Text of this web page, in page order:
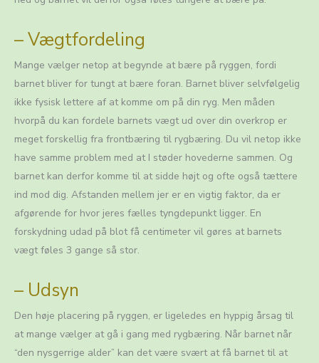
– Vægtfordeling
Mange vælger netop at begynde at bære på ryggen, fordi
barnet bliver for tungt at bære foran. Barnet bliver selvfølgelig
ikke fysisk lettere af at komme om på din ryg. Men måden
hvorpå du kan fordele barnets vægt ud over din overkrop er
meget forskellig fra frontbæring til rygbæring. Du vil netop ikke
have samme problem med at I støder hovederne sammen. Og
barnet kan derfor komme til at sidde højt og ofte også tættere
ind mod dig. Afstanden mellem jer er en vigtig faktor, da er
afgørende for hvor jeres fælles tyngdepunkt ligger. En
forskydning udad på blot få centimeter vil gøres at barnets
vægt føles 3 gange så stor.
– Udsyn
Den høje placering på ryggen, er ligeledes en hyppig årsag til
at mange vælger at gå i gang med rygbæring. Når barnet når
“den nysgerrige alder” kan det være svært at få barnet til at